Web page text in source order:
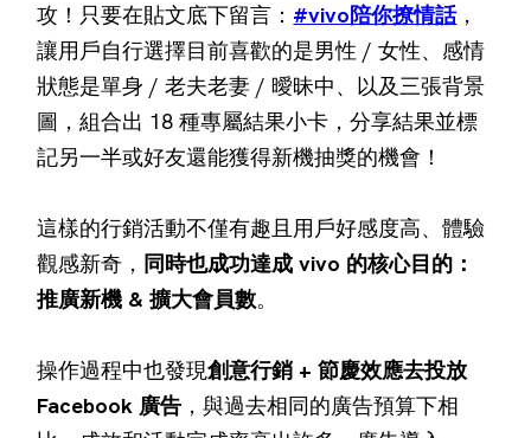
攻！只要在貼文底下留言： #vivo陪你撩情話，
讓用戶自行選擇目前喜歡的是男性 / 女性、感情
狀態是單身 / 老夫老妻 / 曖昧中、以及三張背景
圖，組合出 18 種專屬結果小卡，分享結果並標
記另一半或好友還能獲得新機抽獎的機會！
這樣的行銷活動不僅有趣且用戶好感度高、體驗
觀感新奇， 同時也成功達成 vivo 的核心目的：
推廣新機 & 擴大會員數。
操作過程中也發現創意行銷 + 節慶效應去投放
Facebook 廣告 ，與過去相同的廣告預算下相